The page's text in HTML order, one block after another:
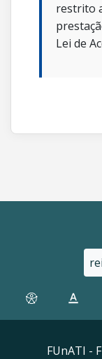
restrito
Lei de
FUnATI -